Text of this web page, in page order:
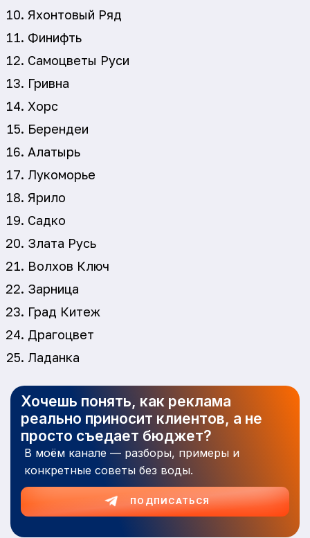
Яхонтовый Ряд
Финифть
Самоцветы Руси
Гривна
Хорс
Берендеи
Алатырь
Лукоморье
Ярило
Садко
Злата Русь
Волхов Ключ
Зарница
Град Китеж
Драгоцвет
Ладанка
Хочешь понять, как реклама
реально приносит клиентов, а не
просто съедает бюджет?
В моём канале — разборы, примеры и
конкретные советы без воды.
ПОДПИСАТЬСЯ